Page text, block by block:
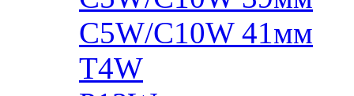
C5W/C10W 41мм
T4W